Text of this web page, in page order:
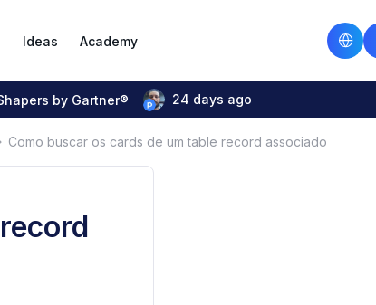
Ideas Academy
by Gartner® 24 days ago
Como buscar os cards de um table record associado